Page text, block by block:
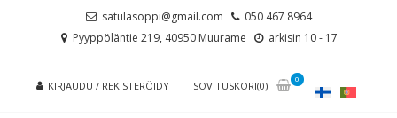
satulasoppi@gmail.com
050 467 8964
Pyyppöläntie 219, 40950 Muurame
arkisin 10 - 17
KIRJAUDU / REKISTERÖIDY SOVITUSKORI(0)
0